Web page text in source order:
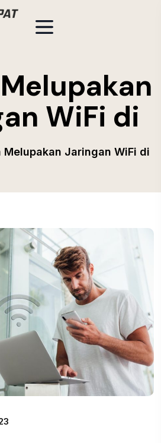
WiFi di
Melupakan Jaringan WiFi di